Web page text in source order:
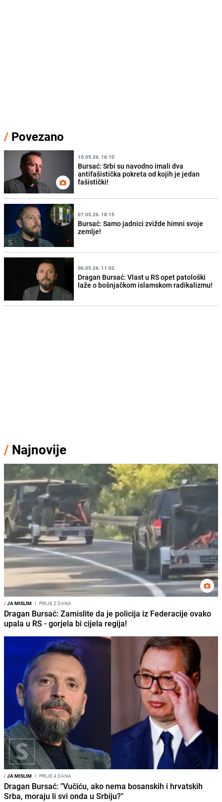
/ Povezano
10.05.26. 16:10
Bursać: Srbi su navodno imali dva
antifašistička pokreta od kojih je jedan
fašistički!
07.05.26. 18:15
Bursać: Samo jadnici zvižde himni svoje
zemlje!
06.05.26. 11:02
Dragan Bursać: Vlast u RS opet patološki
laže o bošnjačkom islamskom radikalizmu!
/ Najnovije
/JA MISLIM I PRIJE 2 DANA
Dragan Bursać: Zamislite da je policija iz Federacije ovako
upala u RS - gorjela bi cijela regija!
/JA MISLIM I PRIJE 4 DANA
Dragan Bursać: "Vučiću, ako nema bosanskih i hrvatskih
Srba, moraju li svi onda u Srbiju?"